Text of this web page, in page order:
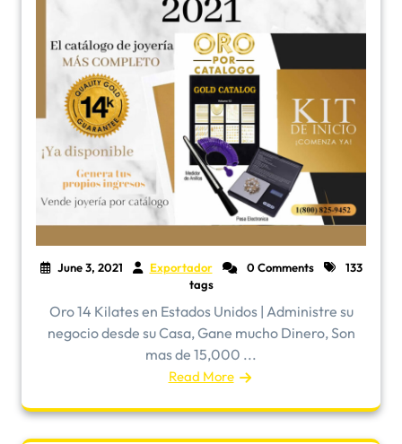
June 3, 2021 Exportador 0 Comments
133
tags
Oro 14 Kilates en Estados Unidos | Administre su
negocio desde su Casa, Gane mucho Dinero, Son
mas de 15,000 ...
Read More